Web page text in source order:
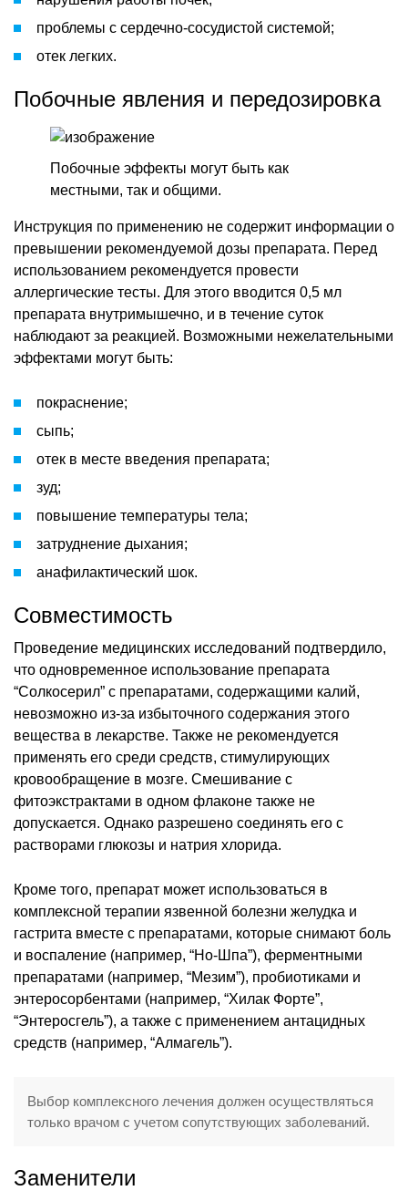
проблемы с сердечно-сосудистой системой;
отек легких.
Побочные явления и передозировка
Побочные эффекты могут быть как
местными, так и общими.
Инструкция по применению не содержит информации о
превышении рекомендуемой дозы препарата. Перед
использованием рекомендуется провести
аллергические тесты. Для этого вводится 0,5 мл
препарата внутримышечно, и в течение суток
наблюдают за реакцией. Возможными нежелательными
эффектами могут быть:
покраснение;
сыпь;
отек в месте введения препарата;
зуд;
повышение температуры тела;
затруднение дыхания;
анафилактический шок.
Совместимость
Проведение медицинских исследований подтвердило,
что одновременное использование препарата
“Солкосерил” с препаратами, содержащими калий,
невозможно из-за избыточного содержания этого
вещества в лекарстве. Также не рекомендуется
применять его среди средств, стимулирующих
кровообращение в мозге. Смешивание с
фитоэкстрактами в одном флаконе также не
допускается. Однако разрешено соединять его с
растворами глюкозы и натрия хлорида.
Кроме того, препарат может использоваться в
комплексной терапии язвенной болезни желудка и
гастрита вместе с препаратами, которые снимают боль
и воспаление (например, “Но-Шпа”), ферментными
препаратами (например, “Мезим”), пробиотиками и
энтеросорбентами (например, “Хилак Форте”,
“Энтеросгель”), а также с применением антацидных
средств (например, “Алмагель”).
Выбор комплексного лечения должен осуществляться
только врачом с учетом сопутствующих заболеваний.
Заменители